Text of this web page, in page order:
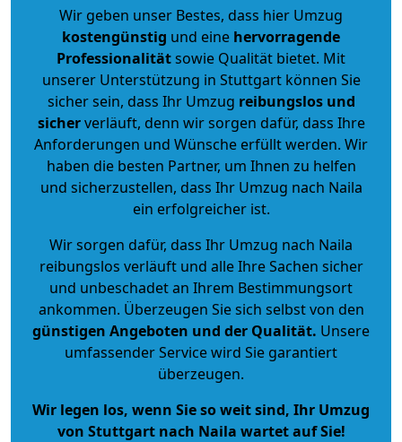
Wir geben unser Bestes, dass hier Umzug
kostengünstig und eine hervorragende
Professionalitätsowie Qualität bietet. Mit
unserer Unterstützung in Stuttgart können Sie
sicher sein, dass Ihr Umzug reibungslos und
sicherverläuft, denn wir sorgen dafür, dass Ihre
Anforderungen und Wünsche erfüllt werden. Wir
haben die besten Partner, um Ihnen zu helfen
und sicherzustellen, dass Ihr Umzug nach Naila
ein erfolgreicher ist.
Wir sorgen dafür, dass Ihr Umzug nach Naila
reibungslos verläuft und alle Ihre Sachen sicher
und unbeschadet an Ihrem Bestimmungsort
ankommen. Überzeugen Sie sich selbst von den
günstigen Angeboten und der Qualität. Unsere
umfassender Service wird Sie garantiert
überzeugen.
Wir legen los, wenn Sie so weit sind, Ihr Umzug
von Stuttgart nach Naila wartet auf Sie!